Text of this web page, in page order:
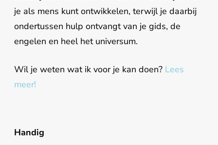
je als mens kunt ontwikkelen, terwijl je daarbij
ondertussen hulp ontvangt van je gids, de
engelen en heel het universum.
Wil je weten wat ik voor je kan doen? Lees
meer!
Handig